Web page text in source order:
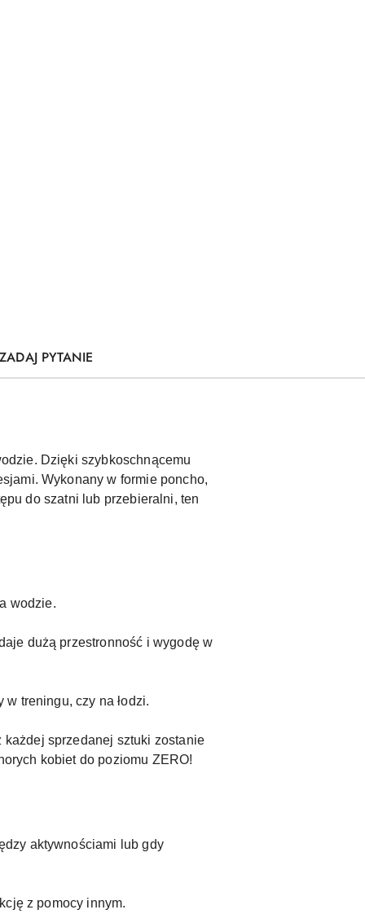
ZADAJ PYTANIE
Dzięki szybkoschnącemu
Wykonany w formie poncho,
do szatni lub przebieralni, ten
wodzie.
dużą przestronność i wygodę w
treningu, czy na łodzi.
sprzedanej sztuki zostanie
kobiet do poziomu ZERO!
aktywnościami lub gdy
z pomocy innym.